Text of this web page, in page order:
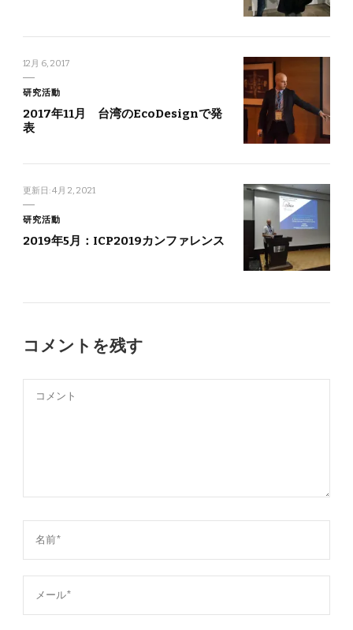
12月 6, 2017
研究活動
2017年11月 台湾のEcoDesignで発
表
更新日:4月 2, 2021
研究活動
2019年5月：ICP2019カンファレンス
コメントを残す